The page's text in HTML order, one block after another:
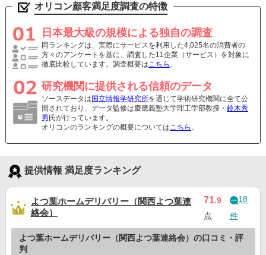
オリコン顧客満足度調査の特徴
日本最大級の規模による独自の調査
同ランキングは、実際にサービスを利用した4,025名の消費者の
方々のアンケートを基に、調査した11企業（サービス）を対象に
徹底比較しています。調査概要はこちら 。
研究機関に提供される信頼のデータ
ソースデータは 国立情報学研究所を通じて学術研究機関に全て公
開されており、データ監修は慶應義塾大学理工学部教授・ 鈴木秀
男 氏が行っています。
オリコンのランキングの概要についてはこちら 。
提供情報 満足度ランキング
よつ葉ホームデリバリー（関西よつ葉連
絡会）
71.9
点
18
件
よつ葉ホームデリバリー（関西よつ葉連絡会）の口コミ・評
判